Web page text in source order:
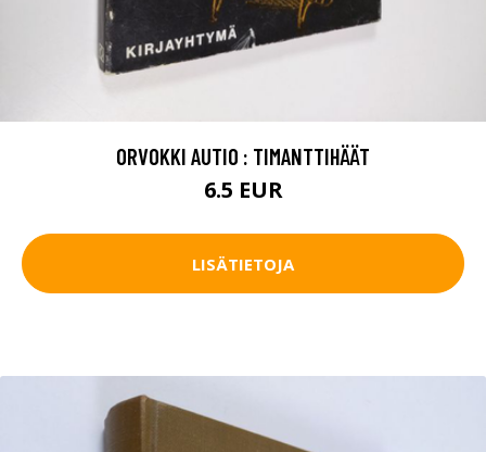
ORVOKKI AUTIO : TIMANTTIHÄÄT
6.5 EUR
LISÄTIETOJA